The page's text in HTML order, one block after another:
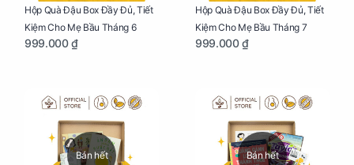
Hộp Quà Đậu Box Đầy Đủ, Tiết
Kiệm Cho Mẹ Bầu Tháng 6
999.000 ₫
Hộp Quà Đậu Box Đầy Đủ, Tiết
Kiệm Cho Mẹ Bầu Tháng 7
999.000 ₫
Bán hết Bán hết